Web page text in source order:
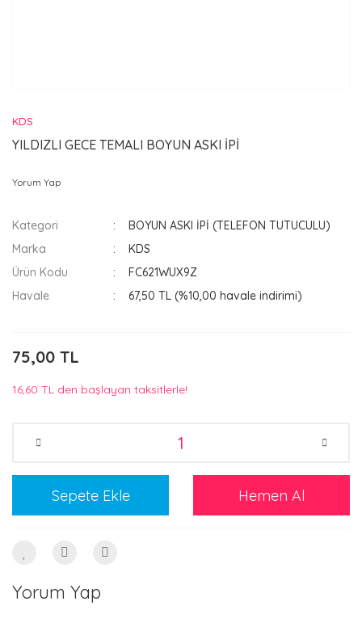
KDS
YILDIZLI GECE TEMALI BOYUN ASKI İPİ
Yorum Yap
Kategori
BOYUN ASKI İPİ (TELEFON TUTUCULU)
Marka
KDS
Ürün Kodu
FC621WUX9Z
Havale
67,50 TL (%10,00 havale indirimi)
75,00 TL
16,60 TL den başlayan taksitlerle!
Sepete Ekle Hemen Al
Yorum Yap